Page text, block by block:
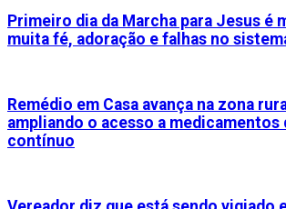
Primeiro dia da Marcha para Jesus é
muita fé, adoração e falhas no
Remédio em Casa avança na zona
ampliando o acesso a medicamentos
contínuo